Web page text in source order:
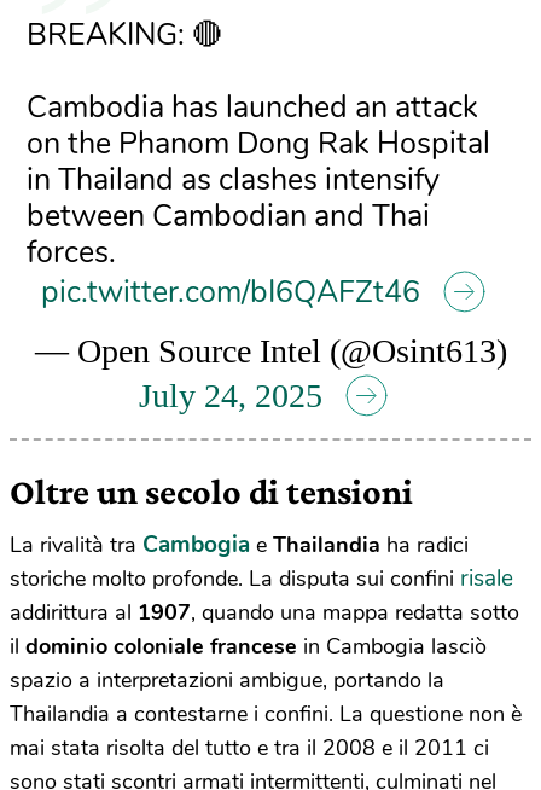
BREAKING: 🔴
Cambodia has launched an attack
on the Phanom Dong Rak Hospital
in Thailand as clashes intensify
between Cambodian and Thai
forces.
pic.twitter.com/bI6QAFZt46
— Open Source Intel (@Osint613)
July 24, 2025
Oltre un secolo di tensioni
La rivalità tra Cambogia e Thailandia ha radici
storiche molto profonde. La disputa sui confini risale
addirittura al 1907, quando una mappa redatta sotto
il dominio coloniale francese in Cambogia lasciò
spazio a interpretazioni ambigue, portando la
Thailandia a contestarne i confini. La questione non è
mai stata risolta del tutto e tra il 2008 e il 2011 ci
sono stati scontri armati intermittenti, culminati nel